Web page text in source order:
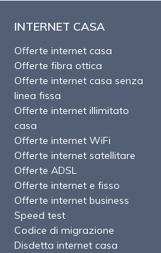
INTERNET CASA
Offerte internet casa
Offerte fibra ottica
Offerte internet casa senza
linea fissa
Offerte internet illimitato
casa
Offerte internet WiFi
Offerte internet satellitare
Offerte ADSL
Offerte internet e fisso
Offerte internet business
Speed test
Codice di migrazione
Disdetta internet casa